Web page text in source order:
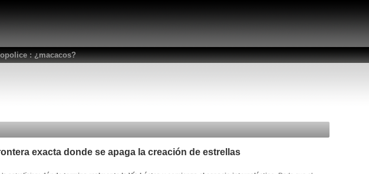
:¿macacos?
exacta donde se apaga la creación de estrellas